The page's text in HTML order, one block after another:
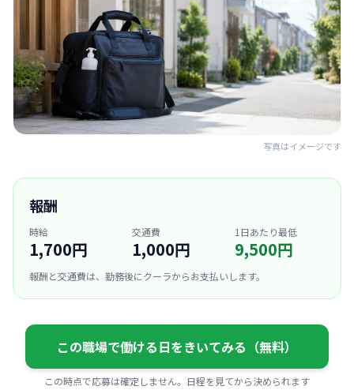
写真はイメージです
報酬
時給
1,700円
交通費
1,000円
1日あたり最低
9,500円
報酬と交通費は、勤務後にクーラからお支払いします。
この職場で働ける日をきいてみる（無料）
この時点で応募は確定しません。日程を見てから決められます